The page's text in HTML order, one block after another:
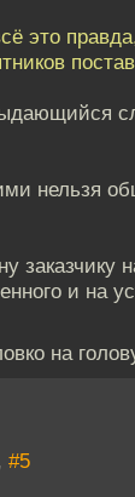
это
нельзя
заказчику
и на
на
#5